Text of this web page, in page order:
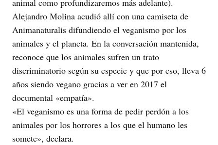
animal como profundizaremos más adelante).
Alejandro Molina acudió allí con una camiseta de
Animanaturalis difundiendo el veganismo por los
animales y el planeta. En la conversación mantenida,
reconoce que los animales sufren un trato
discriminatorio según su especie y que por eso, lleva 6
años siendo vegano gracias a ver en 2017 el
documental «empatía».
«El veganismo es una forma de pedir perdón a los
animales por los horrores a los que el humano les
somete», declara.